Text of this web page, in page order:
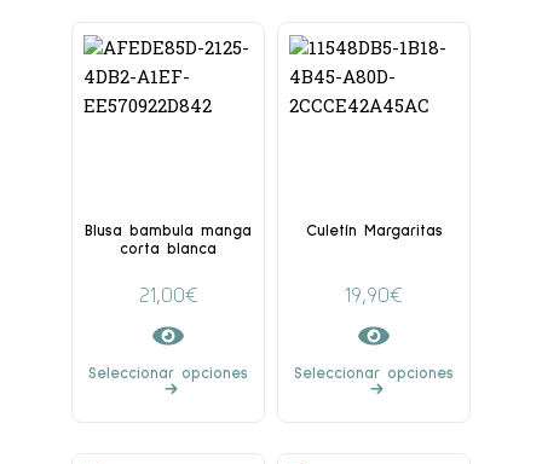
Blusa bambula manga
corta blanca
21,00€
Seleccionar opciones
Culetín Margaritas
19,90€
Seleccionar opciones